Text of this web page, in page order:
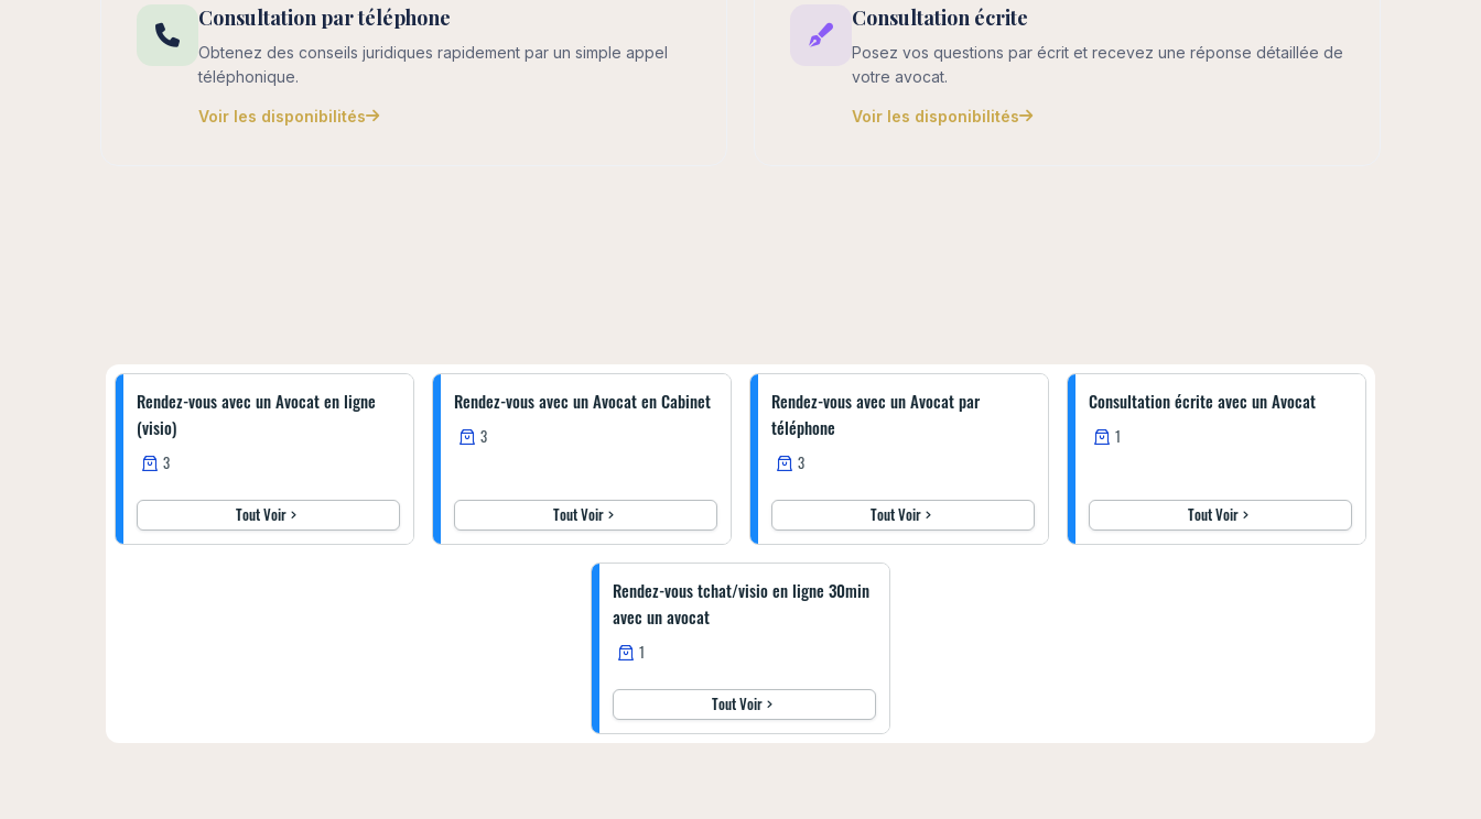
Consultation par téléphone
Obtenez des conseils juridiques rapidement par un simple appel
téléphonique.
Voir les disponibilités
Consultation écrite
Posez vos questions par écrit et recevez une réponse détaillée de
votre avocat.
Voir les disponibilités
Rendez-vous avec un Avocat en ligne
(visio)
3
Tout Voir
Rendez-vous avec un Avocat en Cabinet
3
Tout Voir
Rendez-vous avec un Avocat par
téléphone
3
Tout Voir
Consultation écrite avec un Avocat
1
Tout Voir
Rendez-vous tchat/visio en ligne 30min
avec un avocat
1
Tout Voir